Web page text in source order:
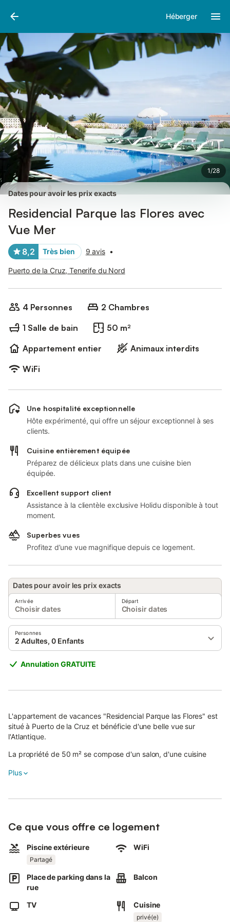
Héberger
1/28
Photos
Dates pour avoir les prix exacts
Residencial Parque las Flores avec
Vue Mer
8,2 Très bien 9 avis •
Puerto de la Cruz, Tenerife du Nord
4 Personnes
2 Chambres
1 Salle de bain
50 m²
Appartement entier
Animaux interdits
WiFi
Une hospitalité exceptionnelle
Hôte expérimenté, qui offre un séjour exceptionnel à ses
clients.
Cuisine entièrement équipée
Préparez de délicieux plats dans une cuisine bien
équipée.
Excellent support client
Assistance à la clientèle exclusive Holidu disponible à tout
moment.
Superbes vues
Profitez d’une vue magnifique depuis ce logement.
Dates pour avoir les prix exacts
Arrivée
Choisir dates
Départ
Choisir dates
Personnes
2 Adultes, 0 Enfants
Annulation GRATUITE
L'appartement de vacances "Residencial Parque las Flores" est
situé à Puerto de la Cruz et bénéficie d'une belle vue sur
l'Atlantique.
La propriété de 50 m² se compose d'un salon, d'une cuisine
toilettes supplémentaires et peut accueillir 4 personnes.
Un lit bébé et une chaise haute peuvent également être fournis.
terrasse couverte et un balcon.
avec une piscine et un jardin.
L'appartement se trouve dans un quartier résidentiel qui devient
très calme après le dîner. Le supermarché le plus proche, avec
de bons produits, se trouve à deux minutes de marche de la rue
Plus
Ce que vous offre ce logement
Piscine extérieure
Partagé
WiFi
Place de parking dans la
rue
Balcon
TV Cuisine
privé(e)